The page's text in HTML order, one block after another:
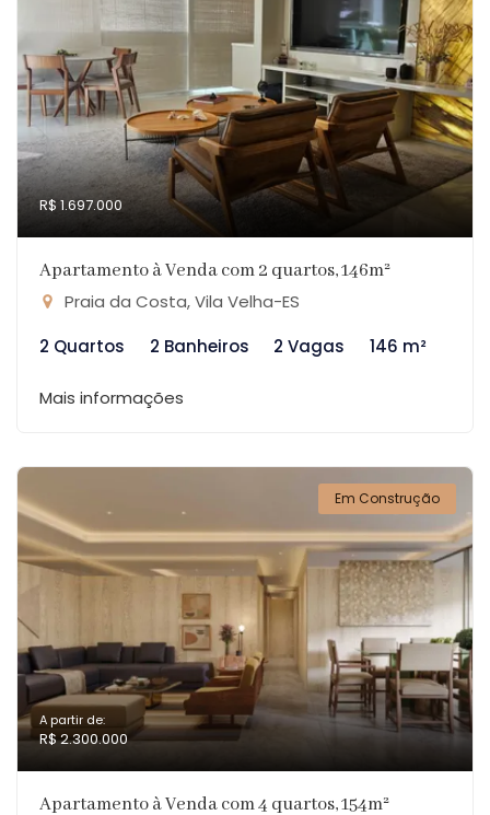
R$ 1.697.000
Apartamento à Venda com 2 quartos, 146m²
Praia da Costa, Vila Velha-ES
2 Quartos
2 Banheiros 2 Vagas 146 m²
Mais informações
Em Construção
A partir de:
R$ 2.300.000
Apartamento à Venda com 4 quartos, 154m²